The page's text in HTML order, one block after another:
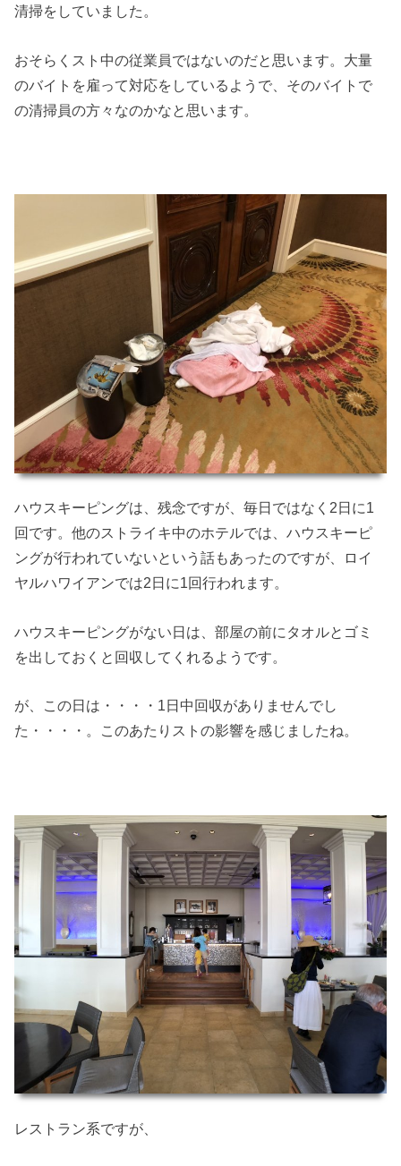
清掃をしていました。
おそらくスト中の従業員ではないのだと思います。大量
のバイトを雇って対応をしているようで、そのバイトで
の清掃員の方々なのかなと思います。
ハウスキーピングは、残念ですが、毎日ではなく2日に1
回です。他のストライキ中のホテルでは、ハウスキーピ
ングが行われていないという話もあったのですが、ロイ
ヤルハワイアンでは2日に1回行われます。
ハウスキーピングがない日は、部屋の前にタオルとゴミ
を出しておくと回収してくれるようです。
が、この日は・・・・1日中回収がありませんでし
た・・・・。このあたりストの影響を感じましたね。
レストラン系ですが、